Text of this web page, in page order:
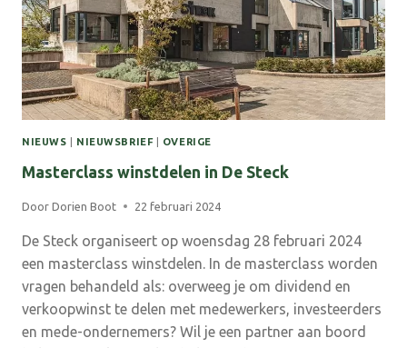
DE
INFRA!
NIEUWS NIEUWSBRIEF| OVERIGE
Masterclass winstdelen in De Steck
Door Dorien Boot 22 februari 2024
De Steck organiseert op woensdag 28 februari 2024
een masterclass winstdelen. In de masterclass worden
vragen behandeld als: overweeg je om dividend en
verkoopwinst te delen met medewerkers, investeerders
en mede-ondernemers? Wil je een partner aan boord